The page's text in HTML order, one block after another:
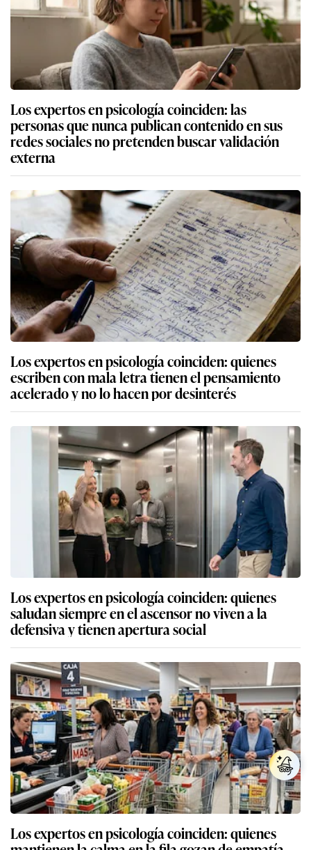
Los expertos en psicología coinciden: las
personas que nunca publican contenido en sus
redes sociales no pretenden buscar validación
externa
Los expertos en psicología coinciden: quienes
escriben con mala letra tienen el pensamiento
acelerado y no lo hacen por desinterés
Los expertos en psicología coinciden: quienes
saludan siempre en el ascensor no viven a la
defensiva y tienen apertura social
Los expertos en psicología coinciden: quienes